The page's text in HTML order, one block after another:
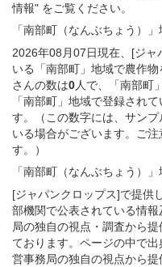
情報" をご覧ください。
「南部町（なんぶちょう）」
2026年08月07日現在、[ジャ
いる「南部町」地域で農作物
さんの数は0人で、「南部町
「南部町」地域で登録され
す。（この数字には、サン
いる場合がございます。ご
す。）
「南部町（なんぶちょう）」
[ジャパンクロップス]で提供
部機関で公表されている情
局の独自の視点・調査から
ております。ページの中で
営事務局の独自の視点から提